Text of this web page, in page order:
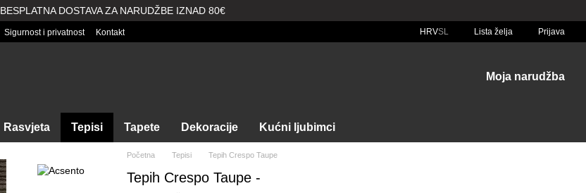
BESPLATNA DOSTAVA ZA NARUDŽBE IZNAD 80€
Sigurnost i privatnost Kontakt HRVSL Lista želja Prijava
Moja narudžba
Rasvjeta Tepisi Tapete Dekoracije Kućni ljubimci
Početna Tepisi Tepih Crespo Taupe
Tepih Crespo Taupe -